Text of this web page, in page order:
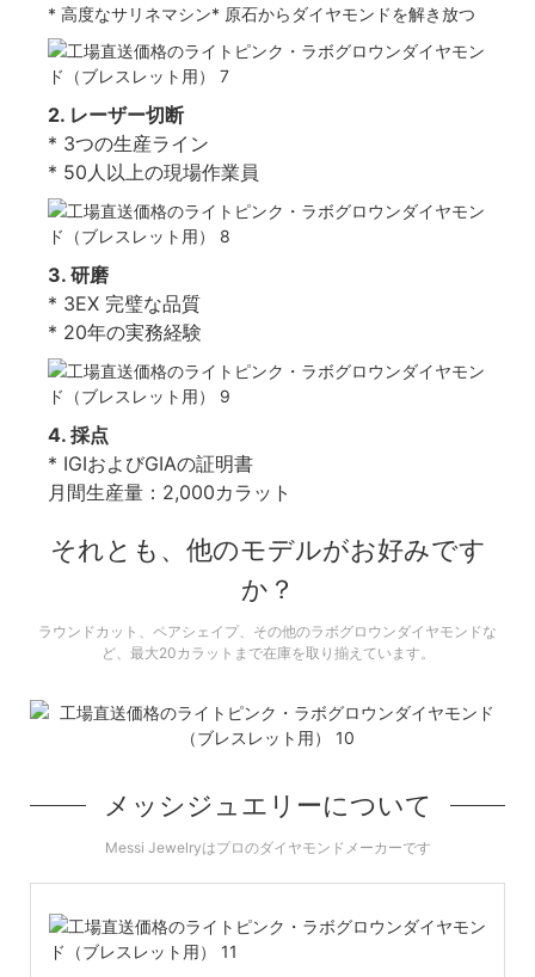
* 高度なサリネマシン* 原石からダイヤモンドを解き放つ
2. レーザー切断
* 3つの生産ライン
* 50人以上の現場作業員
3. 研磨
* 3EX 完璧な品質
* 20年の実務経験
4. 採点
* IGIおよびGIAの証明書
月間生産量：2,000カラット
それとも、他のモデルがお好みです
か？
ラウンドカット、ペアシェイプ、その他のラボグロウンダイヤモンドな
ど、最大20カラットまで在庫を取り揃えています。
メッシジュエリーについて
Messi Jewelryはプロのダイヤモンドメーカーです